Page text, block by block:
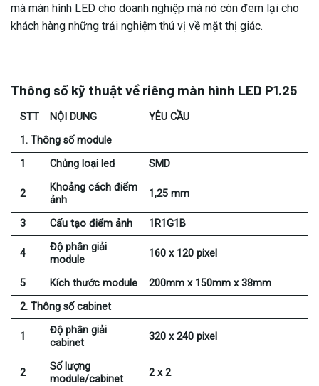
mà màn hình LED cho doanh nghiệp mà nó còn đem lại cho
khách hàng những trải nghiệm thú vị về mặt thị giác.
Thông số kỹ thuật về riêng màn hình LED P1.25
STT NỘI DUNG
YÊU CẦU
1. Thông số module
1
Chủng loại led SMD
2
Khoảng cách điểm
ảnh
1,25 mm
3 Cấu tạo điểm ảnh 1R1G1B
4
Độ phân giải
module
160 x 120 pixel
5 Kích thước module
200mm x 150mm x 38mm
2. Thông số cabinet
1
Độ phân giải
cabinet
320 x 240 pixel
2
Số lượng
module/cabinet
2 x 2